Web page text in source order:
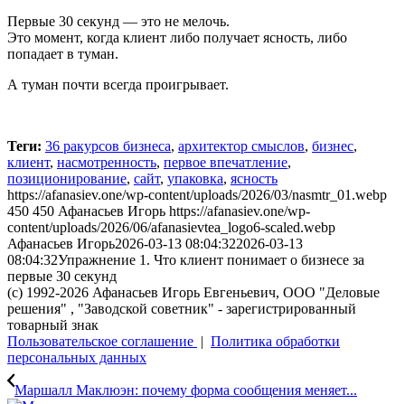
Первые 30 секунд — это не мелочь.
Это момент, когда клиент либо получает ясность, либо
попадает в туман.
А туман почти всегда проигрывает.
Теги: 36 ракурсов бизнеса, архитектор смыслов, бизнес,
клиент, насмотренность, первое впечатление,
позиционирование, сайт, упаковка, ясность
https://afanasiev.one/wp-content/uploads/2026/03/nasmtr_01.webp
450 450 Афанасьев Игорь https://afanasiev.one/wp-
content/uploads/2026/06/afanasievtea_logo6-scaled.webp
Афанасьев Игорь2026-03-13 08:04:322026-03-13
08:04:32Упражнение 1. Что клиент понимает о бизнесе за
первые 30 секунд
(с) 1992-2026 Афанасьев Игорь Евгеньевич, ООО "Деловые
решения" , "Заводской советник" - зарегистрированный
товарный знак
Пользовательское соглашение | Политика обработки
персональных данных
Маршалл Маклюэн: почему форма сообщения меняет...